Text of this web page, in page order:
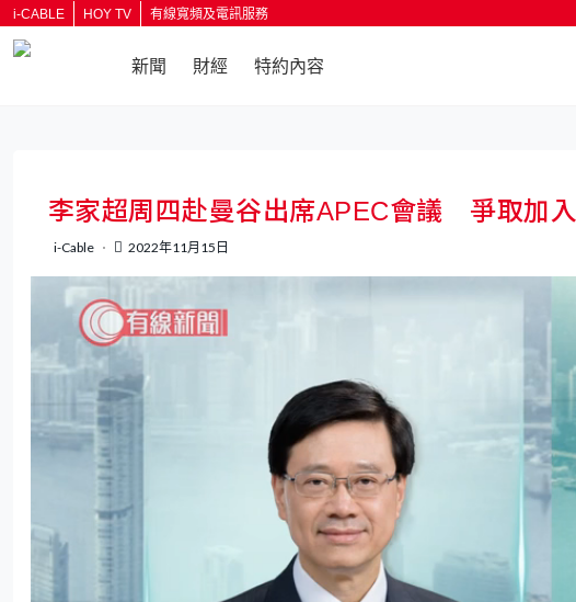
i-CABLE HOY TV 有線寬頻及電訊服務
新聞 財經 特約內容
李家超周四赴曼谷出席APEC會議 爭取加
i-Cable 2022年11月15日